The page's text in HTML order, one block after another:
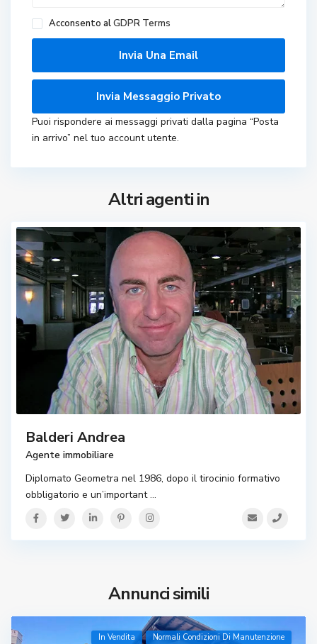
Acconsento alGDPR Terms
Puoi rispondere ai messaggi privati ​​dalla pagina “Posta
in arrivo” nel tuo account utente.
Altri agenti in
Balderi Andrea
Agente immobiliare
Diplomato Geometra nel 1986, dopo il tirocinio formativo
obbligatorio e un’important...
Annunci simili
In Vendita Normali Condizioni Di Manutenzione